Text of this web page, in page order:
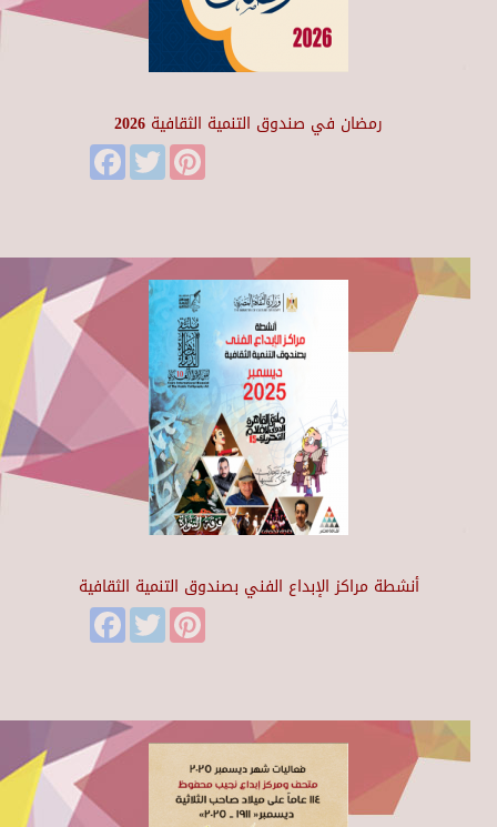
رمضان في صندوق التنمية الثقافية 2026
FacebookTwitter
أنشطة مراكز الإبداع الفني بصندوق التنمية الثقافية
FacebookTwitter